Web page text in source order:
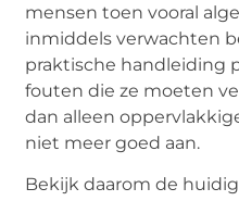
mensen toen vooral
inmiddels verwachten
praktische handleiding
fouten die ze moeten
dan alleen
niet meer goed aan.
Bekijk daarom de